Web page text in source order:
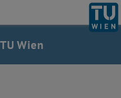
Startseite auflisten
Wien